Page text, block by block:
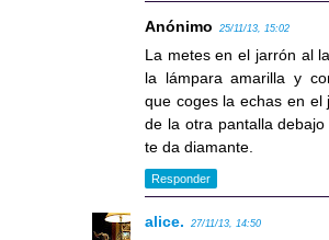
Anónimo 25/11/13, 15:02
La metes en el jarrón al
la lámpara amarilla y
que coges la echas en el
de la otra pantalla
te da diamante.
Responder
alice. 27/11/13, 14:50